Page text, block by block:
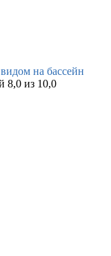
на бассейн
8,0 из 10,0